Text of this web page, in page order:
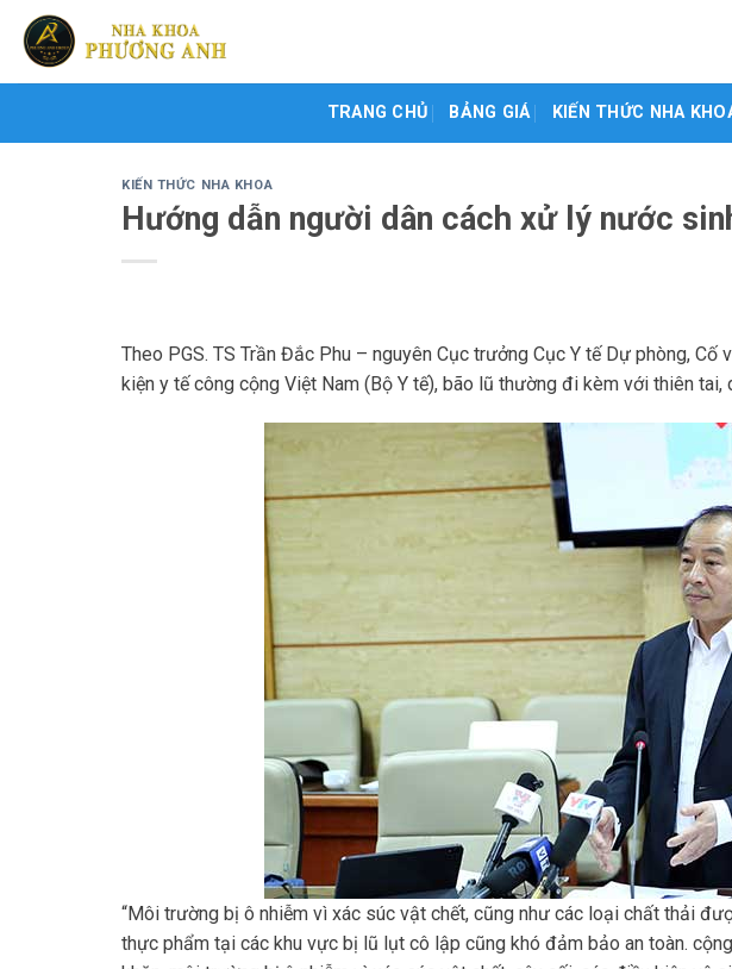
Skip
content
TRANG CHỦ BẢNG GIÁ KIẾN THỨC NHA
KIẾN THỨC NHA KHOA
Hướng dẫn người dân cách xử lý nước
Theo PGS. TS Trần Đắc Phu – nguyên Cục trưởng Cục Y tế Dự phòng,
kiện y tế công cộng Việt Nam (Bộ Y tế), bão lũ thường đi kèm với thiên tai,
“Môi trường bị ô nhiễm vì xác súc vật chết, cũng như các loại chất thải
thực phẩm tại các khu vực bị lũ lụt cô lập cũng khó đảm bảo an toàn.